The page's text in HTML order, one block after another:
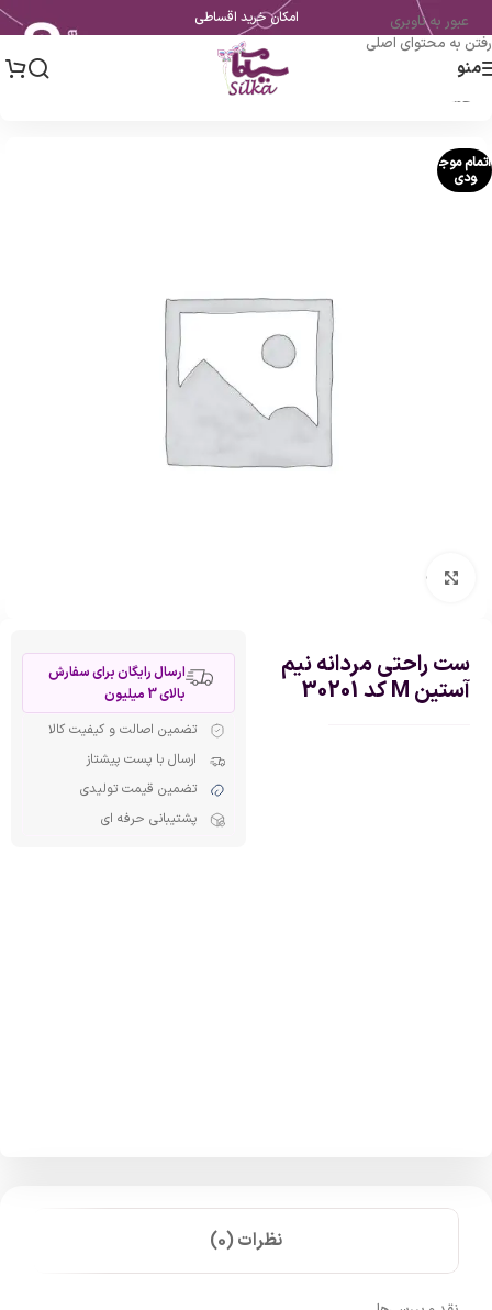
عبور به ناوبری
رفتن به محتوای اصلی
امکان خرید اقساطی
منو
خانه
اتمام موج
ودی
بزرگنمایی تصویر
ست راحتی مردانه نیم
آستین M کد 30201
ارسال رایگان برای سفارش
بالای 3 میلیون
تضمین اصالت و کیفیت کالا
ارسال با پست پیشتاز
تضمین قیمت تولیدی
پشتیبانی حرفه ای
نظرات (0)